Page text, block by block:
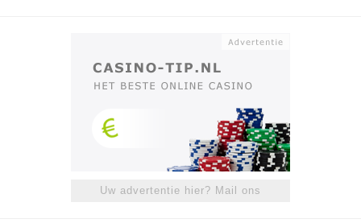
Uw advertentie hier? Mail ons